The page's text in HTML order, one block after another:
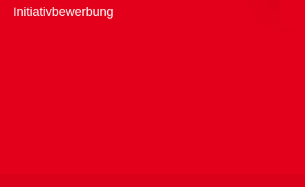
Initiativbewerbung